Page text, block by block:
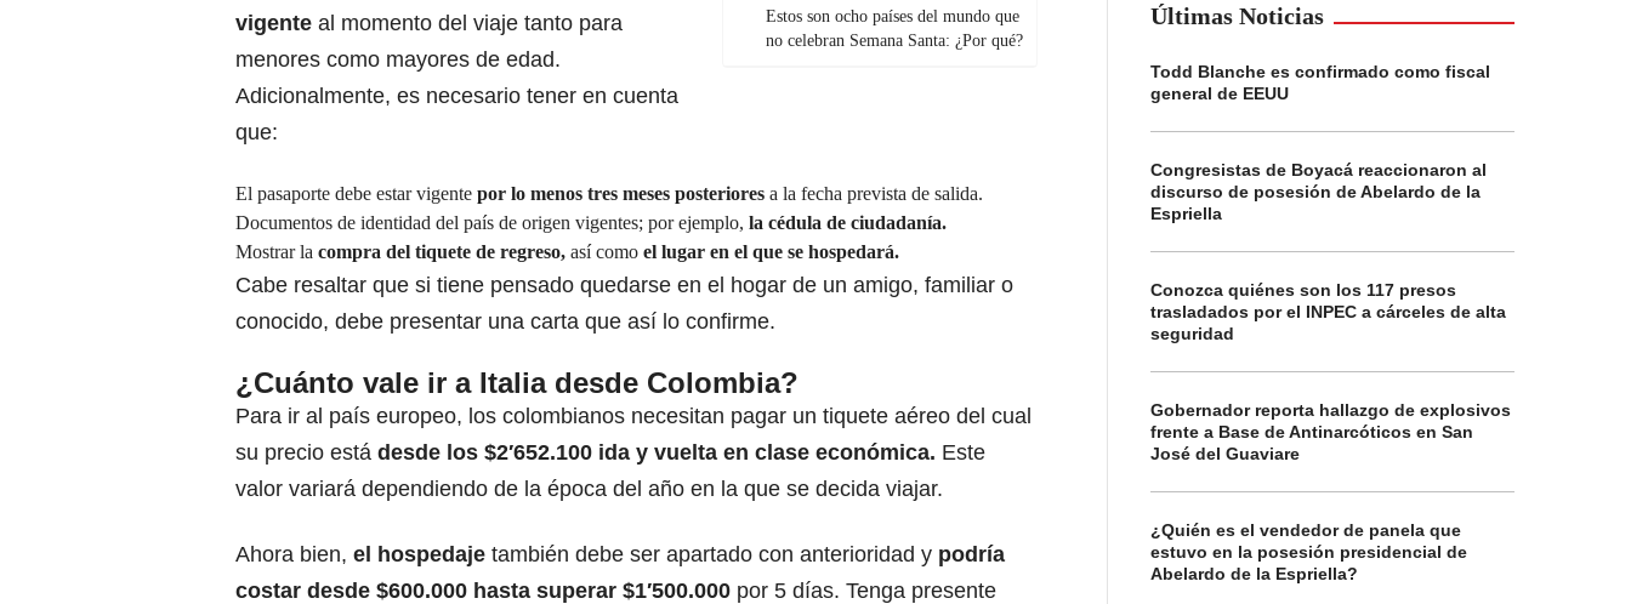
Estos son ocho países del mundo que
no celebran Semana Santa: ¿Por qué?
vigente al momento del viaje tanto para
menores como mayores de edad.
Adicionalmente, es necesario tener en cuenta
que:
El pasaporte debe estar vigente por lo menos tres meses posteriores a la fecha prevista de salida.
Documentos de identidad del país de origen vigentes; por ejemplo, la cédula de ciudadanía.
Mostrar la compra del tiquete de regreso, así como el lugar en el que se hospedará.
Cabe resaltar que si tiene pensado quedarse en el hogar de un amigo, familiar o
conocido, debe presentar una carta que así lo confirme.
¿Cuánto vale ir a Italia desde Colombia?
Para ir al país europeo, los colombianos necesitan pagar un tiquete aéreo del cual
su precio está desde los $2′652.100 ida y vuelta en clase económica. Este
valor variará dependiendo de la época del año en la que se decida viajar.
Ahora bien, el hospedaje también debe ser apartado con anterioridad y podría
costar desde $600.000 hasta superar $1′500.000 por 5 días. Tenga presente
Últimas Noticias
Todd Blanche es confirmado como fiscal
general de EEUU
Congresistas de Boyacá reaccionaron al
discurso de posesión de Abelardo de la
Espriella
Conozca quiénes son los 117 presos
trasladados por el INPEC a cárceles de alta
seguridad
Gobernador reporta hallazgo de explosivos
frente a Base de Antinarcóticos en San
José del Guaviare
¿Quién es el vendedor de panela que
estuvo en la posesión presidencial de
Abelardo de la Espriella?